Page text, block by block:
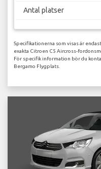
Antal platser
Specifikationerna som visas är
exakta Citroen C5 Aircross-
För specifik information bör du
Bergamo Flygplats.